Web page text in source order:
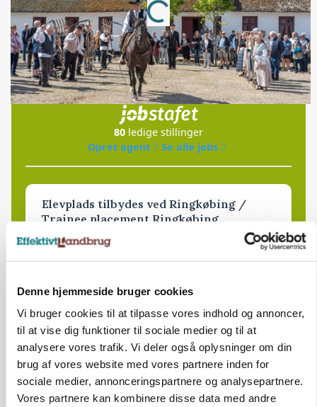
Denne hjemmeside bruger cookies
Vi bruger cookies til at tilpasse vores indhold og annoncer,
til at vise dig funktioner til sociale medier og til at
analysere vores trafik. Vi deler også oplysninger om din
brug af vores website med vores partnere inden for
sociale medier, annonceringspartnere og analysepartnere.
Vores partnere kan kombinere disse data med andre
Loading...
Jobs
i samarbejde med
80 ledige stillinger
Opret agent
Se alle jobs
Elevplads tilbydes ved Ringkøbing /
Trainee placement Ringkøbing
Grise
Rørlægger / håndmand søges til
dræn/entreprenørarbejde.
Anlæg Kloak
4690, Haslev NY 06. aug.